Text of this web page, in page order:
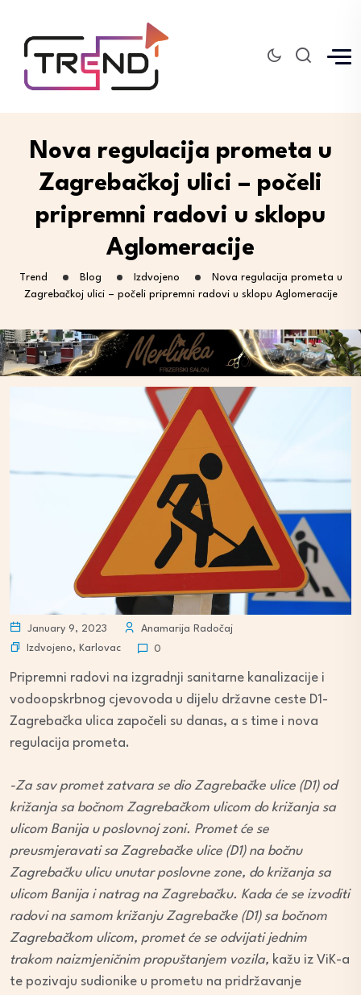
Nova regulacija prometa u
Zagrebačkoj ulici – počeli
pripremni radovi u sklopu
Aglomeracije
Trend Blog Izdvojeno
Nova regulacija prometa u
Zagrebačkoj ulici – počeli pripremni radovi u sklopu Aglomeracije
January 9, 2023
Anamarija Radočaj
Izdvojeno, Karlovac 0
Pripremni radovi na izgradnji sanitarne kanalizacije i
vodoopskrbnog cjevovoda u dijelu državne ceste D1-
Zagrebačka ulica započeli su danas, a s time i nova
regulacija prometa.
-Za sav promet zatvara se dio Zagrebačke ulice (D1) od
križanja sa bočnom Zagrebačkom ulicom do križanja sa
ulicom Banija u poslovnoj zoni. Promet će se
preusmjeravati sa Zagrebačke ulice (D1) na bočnu
Zagrebačku ulicu unutar poslovne zone, do križanja sa
ulicom Banija i natrag na Zagrebačku. Kada će se izvoditi
radovi na samom križanju Zagrebačke (D1) sa bočnom
Zagrebačkom ulicom, promet će se odvijati jednim
trakom naizmjeničnim propuštanjem vozila, kažu iz ViK-a
te pozivaju sudionike u prometu na pridržavanje